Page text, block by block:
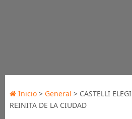
Inicio> General > CASTELLI
REINITA DE LA CIUDAD